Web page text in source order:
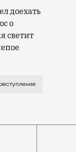
доехать
о
светит
найден. И,